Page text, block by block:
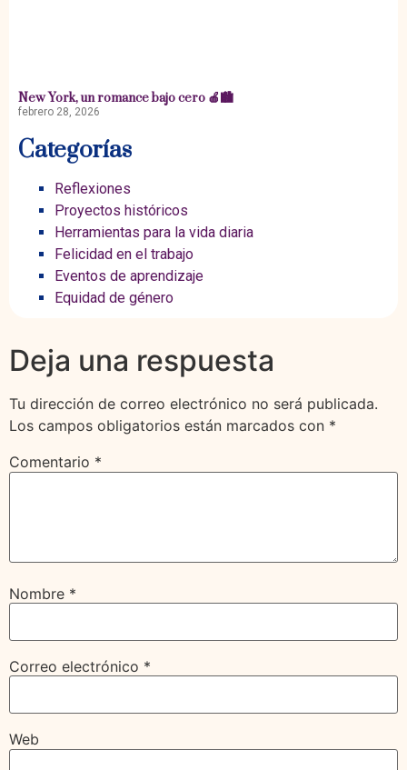
New York, un romance bajo cero 🍎🏙️
febrero 28, 2026
Categorías
Reflexiones
Proyectos históricos
Herramientas para la vida diaria
Felicidad en el trabajo
Eventos de aprendizaje
Equidad de género
Deja una respuesta
Tu dirección de correo electrónico no será publicada.
Los campos obligatorios están marcados con *
Comentario *
Nombre *
Correo electrónico *
Web